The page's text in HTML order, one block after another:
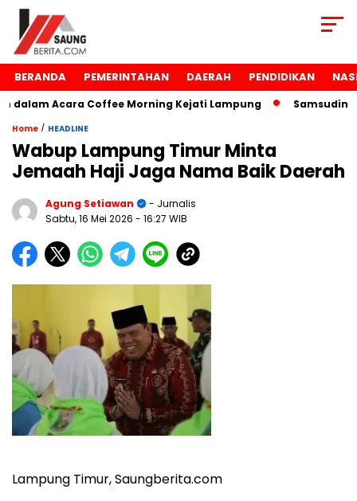
BERANDA PEMERINTAHAN DAERAH PENDIDIKAN
Acara Coffee Morning Kejati Lampung Samsudin
Home / HEADLINE
Wabup Lampung Timur Minta
Jemaah Haji Jaga Nama Baik Daerah
Agung Setiawan
- Jurnalis
Sabtu, 16 Mei 2026 - 16:27 WIB
Lampung Timur, Saungberita.com